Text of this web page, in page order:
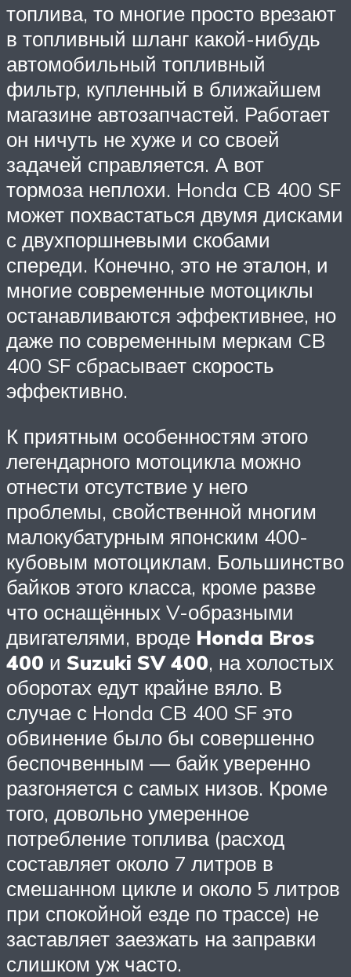
топлива, то многие просто врезают
в топливный шланг какой-нибудь
автомобильный топливный
фильтр, купленный в ближайшем
магазине автозапчастей. Работает
он ничуть не хуже и со своей
задачей справляется. А вот
тормоза неплохи. Honda CB 400 SF
может похвастаться двумя дисками
с двухпоршневыми скобами
спереди. Конечно, это не эталон, и
многие современные мотоциклы
останавливаются эффективнее, но
даже по современным меркам CB
400 SF сбрасывает скорость
эффективно.
К приятным особенностям этого
легендарного мотоцикла можно
отнести отсутствие у него
проблемы, свойственной многим
малокубатурным японским 400-
кубовым мотоциклам. Большинство
байков этого класса, кроме разве
что оснащённых V-образными
двигателями, вроде Honda Bros
400 и Suzuki SV 400, на холостых
оборотах едут крайне вяло. В
случае с Honda CB 400 SF это
обвинение было бы совершенно
беспочвенным — байк уверенно
разгоняется с самых низов. Кроме
того, довольно умеренное
потребление топлива (расход
составляет около 7 литров в
смешанном цикле и около 5 литров
при спокойной езде по трассе) не
заставляет заезжать на заправки
слишком уж часто.